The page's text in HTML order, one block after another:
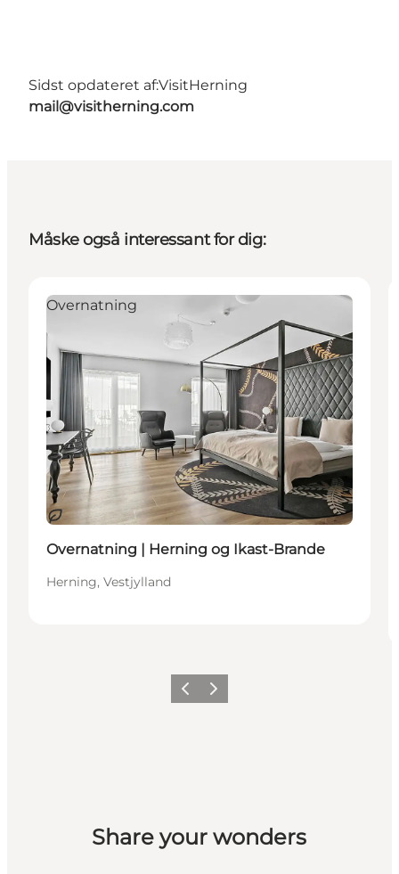
Sidst opdateret af:VisitHerning
mail@visitherning.com
Måske også interessant for dig:
Bæredygtige oplevelser
Overnatning
Overnatning | Herning og Ikast-Brande
Herning, Vestjylland
Forrige billede
Næste billede
Share your wonders